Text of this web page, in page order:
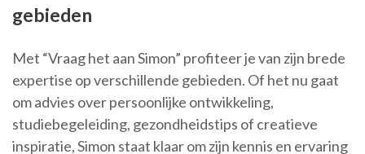
gebieden
Met “Vraag het aan Simon” profiteer je van zijn brede
expertise op verschillende gebieden. Of het nu gaat
om advies over persoonlijke ontwikkeling,
studiebegeleiding, gezondheidstips of creatieve
inspiratie, Simon staat klaar om zijn kennis en ervaring